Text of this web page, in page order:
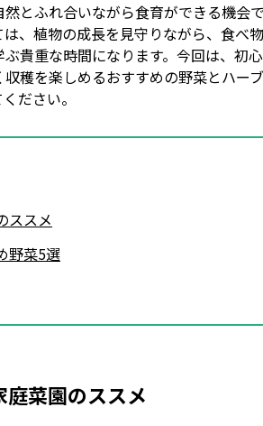
とふれ合いながら食育ができる機会で
、植物の成長を見守りながら、食べ
貴重な時間になります。今回は、初
穫を楽しめるおすすめの野菜とハー
ださい。
ススメ
野菜5選
菜園のススメ